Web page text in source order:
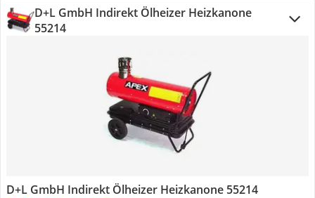
D+L GmbH Indirekt Ölheizer Heizkanone
55214
D+L GmbH Indirekt Ölheizer Heizkanone 55214